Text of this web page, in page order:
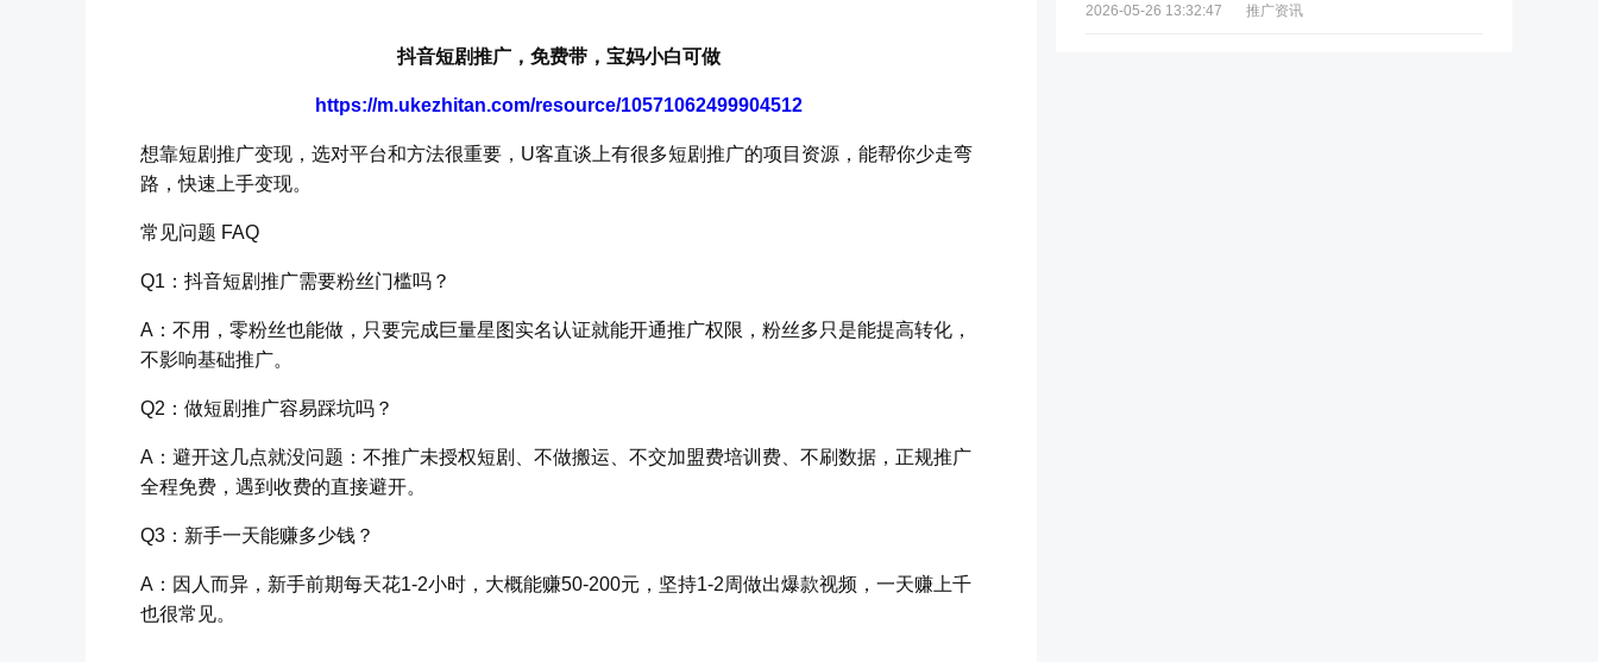
抖音短剧推广，免费带，宝妈小白可做
https://m.ukezhitan.com/resource/10571062499904512
想靠短剧推广变现，选对平台和方法很重要，U客直谈上有很多短剧推广的项目资源，能帮你少走弯
路，快速上手变现。
常见问题 FAQ
Q1：抖音短剧推广需要粉丝门槛吗？
A：不用，零粉丝也能做，只要完成巨量星图实名认证就能开通推广权限，粉丝多只是能提高转化，
不影响基础推广。
Q2：做短剧推广容易踩坑吗？
A：避开这几点就没问题：不推广未授权短剧、不做搬运、不交加盟费培训费、不刷数据，正规推广
全程免费，遇到收费的直接避开。
Q3：新手一天能赚多少钱？
A：因人而异，新手前期每天花1-2小时，大概能赚50-200元，坚持1-2周做出爆款视频，一天赚上千
也很常见。
2026-05-26 13:32:47 推广资讯